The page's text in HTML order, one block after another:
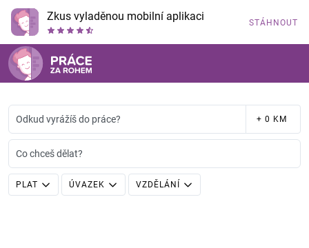
Zkus vyladěnou mobilní aplikaci STÁHNOUT
Odkud vyrážíš do práce? + 0 KM
Co chceš dělat?
PLAT ÚVAZEK VZDĚLÁNÍ